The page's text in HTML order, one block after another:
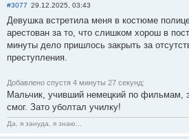
#3077 29.12.2025, 03:43
Девушка встретила меня в костюме
арестован за то, что слишком хорош в
минуты дело пришлось закрыть за
преступления.
Добавлено спустя 4 минуты 27 секунд:
Мальчик, учивший немецкий по фильмам,
смог. Зато уболтал училку!
Да, я зануда, я знаю...